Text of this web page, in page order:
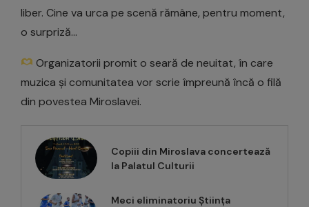
liber. Cine va urca pe scenă rămâne, pentru moment,
o surpriză…
Organizatorii promit o seară de neuitat, în care
muzica și comunitatea vor scrie împreună încă o filă
din povestea Miroslavei.
Copiii din Miroslava concertează
la Palatul Culturii
Meci eliminatoriu Știința